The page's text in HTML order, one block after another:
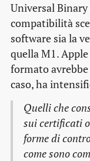
Universal
compatibilità
software sia la
quella M1.
formato
caso, ha
Quelli che
sui certificati
forme di
come sono